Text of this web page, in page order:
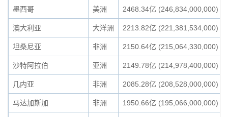
墨西哥 美洲 2468.34亿 (246,834,000,000)
澳大利亚 大洋洲 2213.82亿 (221,381,534,000)
坦桑尼亚 非洲 2150.64亿 (215,064,330,000)
沙特阿拉伯 亚洲 2149.78亿 (214,978,400,000)
几内亚 非洲 2085.28亿 (208,528,000,000)
马达加斯加 非洲 1950.66亿 (195,066,000,000)